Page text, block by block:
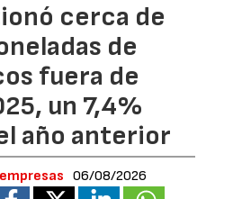
cerca de
de
fuera de
un 7,4%
año anterior
06/08/2026